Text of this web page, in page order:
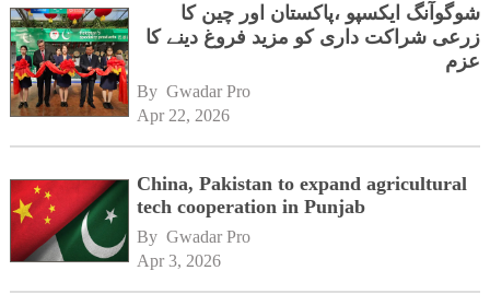
شوگوآنگ ایکسپو ،پاکستان اور چین کا
زرعی شراکت داری کو مزید فروغ دینے کا
عزم
By Gwadar Pro
Apr 22, 2026
China, Pakistan to expand agricultural
tech cooperation in Punjab
By Gwadar Pro
Apr 3, 2026